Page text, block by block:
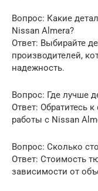
Вопрос: Какие
Nissan Almera?
Ответ: Выбирайте
производителей,
надежность.
Вопрос: Где лучше
Ответ: Обратитесь
работы с Nissan
Вопрос: Сколько
Ответ: Стоимость
зависимости от